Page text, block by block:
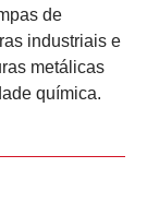
de
industriais e
metálicas
química.